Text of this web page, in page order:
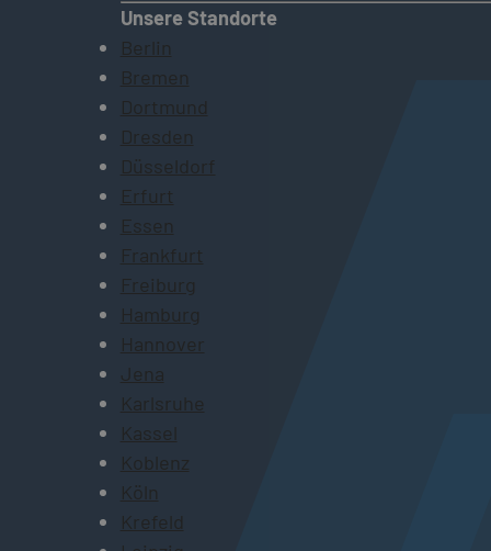
Unsere Standorte
Berlin
Bremen
Dortmund
Dresden
Düsseldorf
Erfurt
Essen
Frankfurt
Freiburg
Hamburg
Hannover
Jena
Karlsruhe
Kassel
Koblenz
Köln
Krefeld